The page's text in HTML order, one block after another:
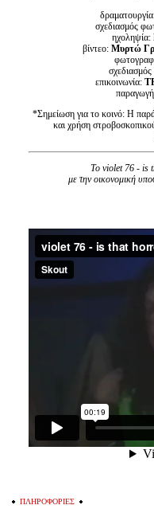
σχεδιασμός
ηχοληψία:
βίντεο: Μυρτώ
επικοινωνία:
*Σημείωση για το κοινό: Η
και χρήση
Το violet 76 - is
με την οικονομική
ΠΛΗΡΟΦΟΡΙΕΣ